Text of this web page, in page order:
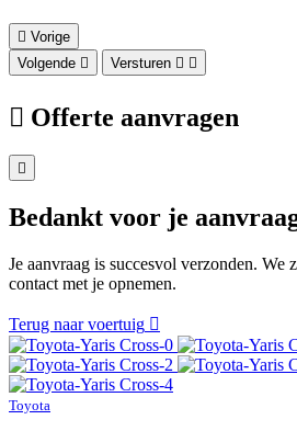
Vorige
Volgende
Versturen
Offerte aanvragen
Bedankt voor je
Je aanvraag is succesvol verzonden. We
contact met je opnemen.
Terug naar voertuig
Toyota